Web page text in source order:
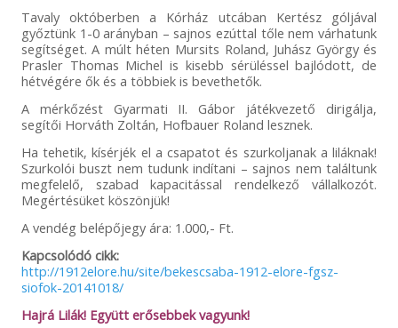
Tavaly októberben a Kórház utcában Kertész góljával
győztünk 1-0 arányban – sajnos ezúttal tőle nem várhatunk
segítséget. A múlt héten Mursits Roland, Juhász György és
Prasler Thomas Michel is kisebb sérüléssel bajlódott, de
hétvégére ők és a többiek is bevethetők.
A mérkőzést Gyarmati II. Gábor játékvezető dirigálja,
segítői Horváth Zoltán, Hofbauer Roland lesznek.
Ha tehetik, kísérjék el a csapatot és szurkoljanak a liláknak!
Szurkolói buszt nem tudunk indítani – sajnos nem találtunk
megfelelő, szabad kapacitással rendelkező vállalkozót.
Megértésüket köszönjük!
A vendég belépőjegy ára: 1.000,- Ft.
Kapcsolódó cikk:
http://1912elore.hu/site/bekescsaba-1912-elore-fgsz-
siofok-20141018/
Hajrá Lilák! Együtt erősebbek vagyunk!